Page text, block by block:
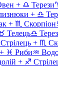
+ ♎ Терези
+ ♎
+ ♏ Скорпіон
Телець♎
Стрілець + ♏
+ ♓ Риби♒
+ ♐